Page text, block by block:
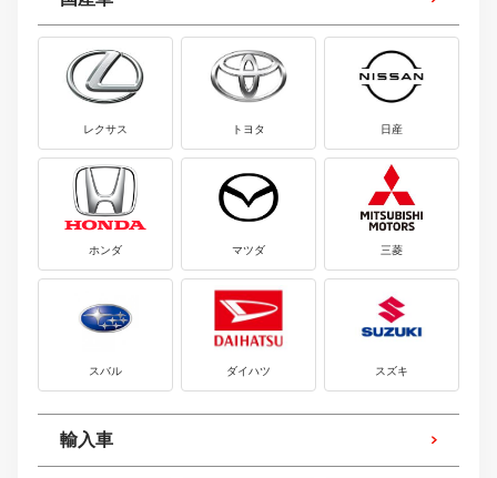
レクサス トヨタ 日産
ホンダ マツダ 三菱
スバル ダイハツ スズキ
輸入車